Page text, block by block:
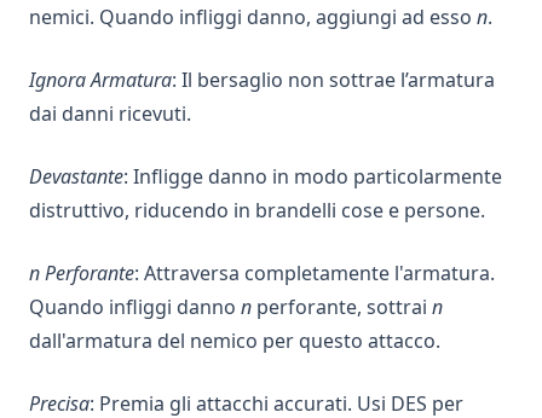
nemici. Quando infliggi danno, aggiungi ad esso n.
Ignora Armatura: Il bersaglio non sottrae l’armatura
dai danni ricevuti.
Devastante: Infligge danno in modo particolarmente
distruttivo, riducendo in brandelli cose e persone.
n Perforante: Attraversa completamente l'armatura.
Quando infliggi danno n perforante, sottrai n
dall'armatura del nemico per questo attacco.
Precisa: Premia gli attacchi accurati. Usi DES per